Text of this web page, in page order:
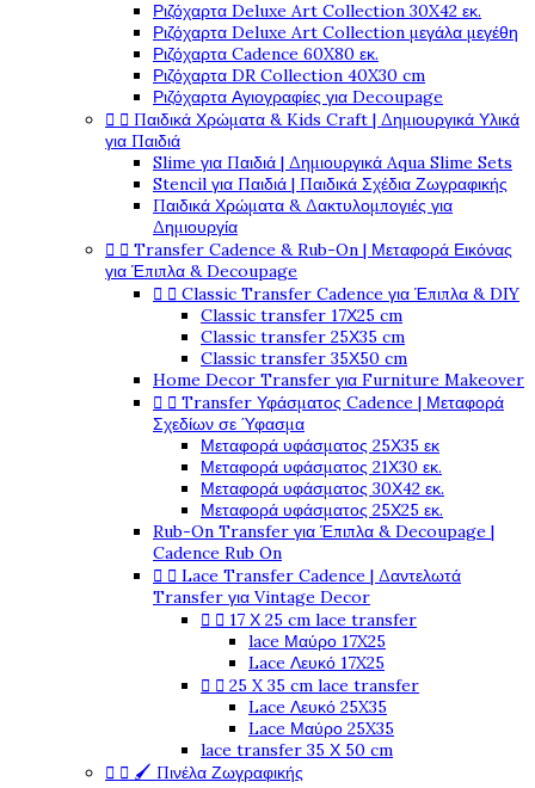
Ριζόχαρτα Deluxe Art Collection 30X42 εκ.
Ριζόχαρτα Deluxe Art Collection μεγάλα μεγέθη
Ριζόχαρτα Cadence 60X80 εκ.
Ριζόχαρτα DR Collection 40X30 cm
Ριζόχαρτα Αγιογραφίες για Decoupage
  Παιδικά Χρώματα & Kids Craft | Δημιουργικά Υλικά
για Παιδιά
Slime για Παιδιά | Δημιουργικά Aqua Slime Sets
Stencil για Παιδιά | Παιδικά Σχέδια Ζωγραφικής
Παιδικά Χρώματα & Δακτυλομπογιές για
Δημιουργία
  Transfer Cadence & Rub-On | Μεταφορά Εικόνας
για Έπιπλα & Decoupage
  Classic Transfer Cadence για Έπιπλα & DIY
Classic transfer 17Χ25 cm
Classic transfer 25Χ35 cm
Classic transfer 35Χ50 cm
Home Decor Transfer για Furniture Makeover
  Transfer Υφάσματος Cadence | Μεταφορά
Σχεδίων σε Ύφασμα
Μεταφορά υφάσματος 25Χ35 εκ
Μεταφορά υφάσματος 21Χ30 εκ.
Μεταφορά υφάσματος 30Χ42 εκ.
Μεταφορά υφάσματος 25Χ25 εκ.
Rub-On Transfer για Έπιπλα & Decoupage |
Cadence Rub On
  Lace Transfer Cadence | Δαντελωτά
Transfer για Vintage Decor
  17 Χ 25 cm lace transfer
lace Μαύρο 17X25
Lace Λευκό 17X25
  25 X 35 cm lace transfer
Lace Λευκό 25X35
Lace Μαύρο 25X35
lace transfer 35 Χ 50 cm
  🖌️ Πινέλα Ζωγραφικής